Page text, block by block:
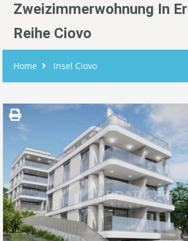
Zweizimmerwohnung In
Reihe Ciovo
Home Insel Ciovo